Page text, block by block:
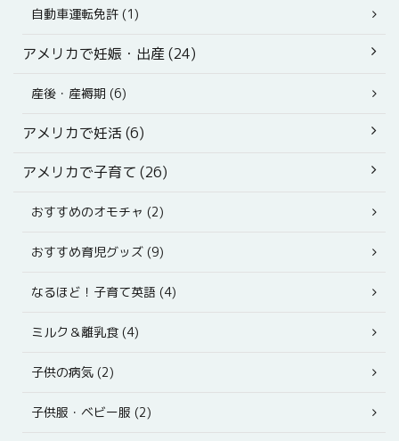
自動車運転免許 (1)
アメリカで妊娠・出産 (24)
産後・産褥期 (6)
アメリカで妊活 (6)
アメリカで子育て (26)
おすすめのオモチャ (2)
おすすめ育児グッズ (9)
なるほど！子育て英語 (4)
ミルク＆離乳食 (4)
子供の病気 (2)
子供服・ベビー服 (2)